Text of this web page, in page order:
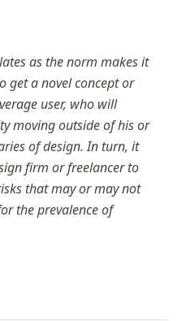
as the norm makes it
get a novel concept or
user, who will
moving outside of his or
of design. In turn, it
firm or freelancer to
that may or may not
the prevalence of